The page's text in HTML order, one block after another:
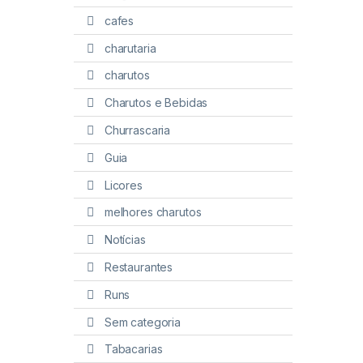
cafes
charutaria
charutos
Charutos e Bebidas
Churrascaria
Guia
Licores
melhores charutos
Notícias
Restaurantes
Runs
Sem categoria
Tabacarias